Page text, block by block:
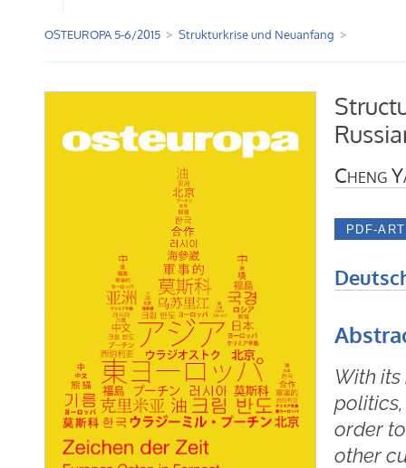
OSTEUROPA 5-6/2015 Strukturkrise und Neuanfang
Cheng
With its
order
other